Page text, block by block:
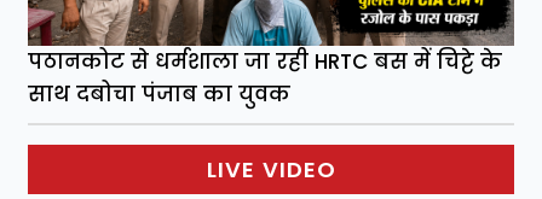
पठानकोट से धर्मशाला जा रही HRTC बस में चिट्टे के
साथ दबोचा पंजाब का युवक
LIVE VIDEO